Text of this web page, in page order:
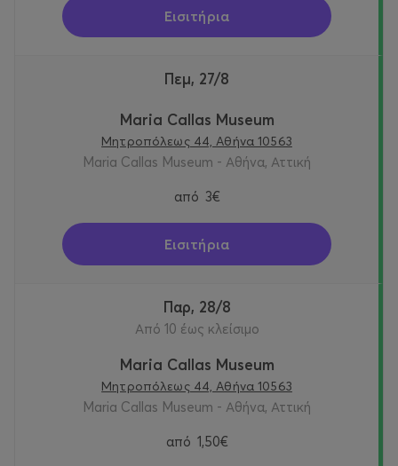
Εισιτήρια
Πεμ, 27/8
Maria Callas Museum
Μητροπόλεως 44, Αθήνα 10563
Maria Callas Museum - Αθήνα, Αττική
από 3€
Εισιτήρια
Παρ, 28/8
Από 10 έως κλείσιμο
Maria Callas Museum
Μητροπόλεως 44, Αθήνα 10563
Maria Callas Museum - Αθήνα, Αττική
από 1,50€